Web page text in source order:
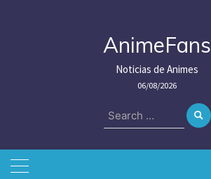
AnimeFans
Noticias de Animes
06/08/2026
Search
for: